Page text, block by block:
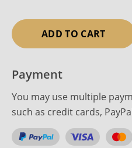
ADD TO CART
Payment
You may use multiple
such as credit cards,